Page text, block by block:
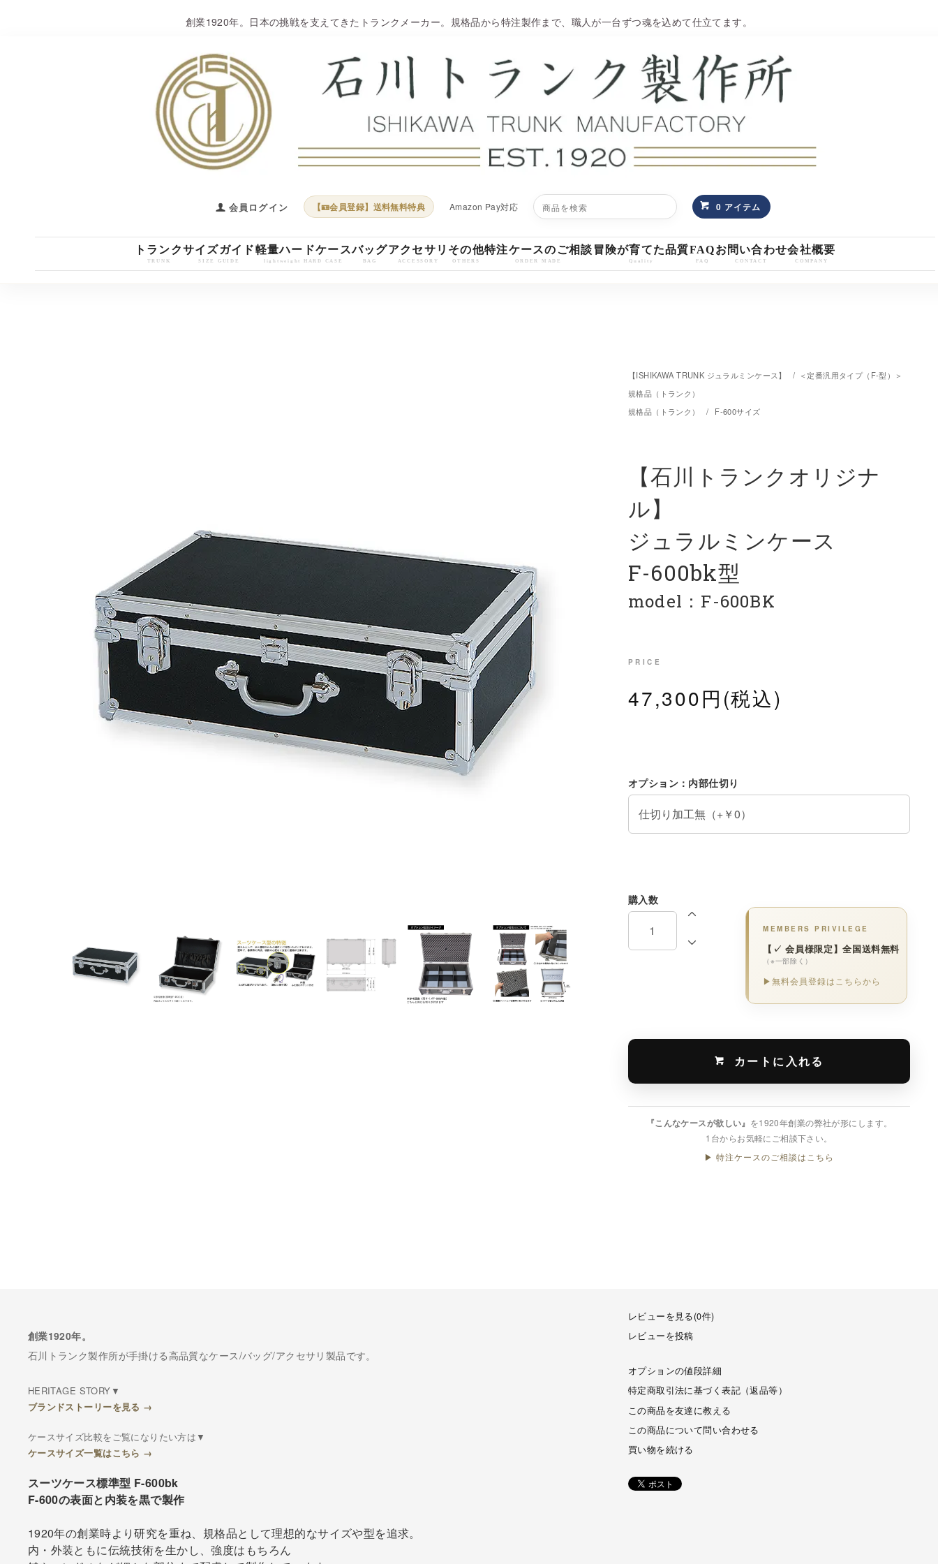
創業1920年。日本の挑戦を支えてきたトランクメーカー。規格品から特注製作まで、職人が一台ずつ魂を込めて仕立てます。
会員ログイン 【🪪会員登録】送料無料特典 Amazon Pay対応 0 アイテム
トランク
TRUNK
サイズガイド
SIZE GUIDE
軽量ハードケース
lightweight HARD CASE
バッグ
BAG
アクセサリ
ACCESSORY
その他
OTHERS
特注ケースのご相談
ORDER MADE
冒険が育てた品質
Quality
FAQ
FAQ
お問い合わせ
CONTACT
会社概要
COMPANY
【ISHIKAWA TRUNK ジュラルミンケース】 / ＜定番汎用タイプ（F-型）＞
規格品（トランク）
規格品（トランク）
/ F-600サイズ
【石川トランクオリジナ
ル】
ジュラルミンケース
F-600bk型
model：F-600BK
PRICE
47,300円(税込)
オプション：内部仕切り
購入数
MEMBERS PRIVILEGE
【✓ 会員様限定】全国送料無料
（※一部除く）
▶無料会員登録はこちらから
カートに入れる
『こんなケースが欲しい』 を1920年創業の弊社が形にします。
1台からお気軽にご相談下さい。
▶ 特注ケースのご相談はこちら
創業1920年。
石川トランク製作所が手掛ける高品質なケース/バッグ/アクセサリ製品です。
HERITAGE STORY▼
ブランドストーリーを見る →
ケースサイズ比較をご覧になりたい方は▼
ケースサイズ一覧はこちら →
スーツケース標準型 F-600bk
F-600の表面と内装を黒で製作
1920年の創業時より研究を重ね、規格品として理想的なサイズや型を追求。
内・外装ともに伝統技術を生かし、強度はもちろん
レビューを見る(0件)
レビューを投稿
オプションの値段詳細
特定商取引法に基づく表記（返品等）
この商品を友達に教える
この商品について問い合わせる
買い物を続ける